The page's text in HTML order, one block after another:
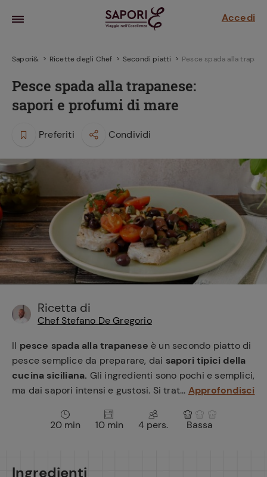
Accedi
e
ricetta
il
frutta
sensi di
Sapori& Ricette degli Chef Secondi piatti Pesce spada alla
Pesce spada alla trapanese:
sapori e profumi di mare
Preferiti Condividi
Ricetta di
Chef Stefano De Gregorio
Il pesce spada alla trapanese è un secondo piatto di
pesce semplice da preparare, dai sapori tipici della
cucina siciliana. Gli ingredienti sono pochi e semplici,
ma dai sapori intensi e gustosi. Si trat... Approfondisci
20 min 10 min 4 pers. Bassa
Ingredienti